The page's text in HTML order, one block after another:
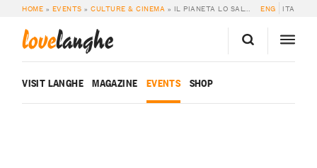
HOME » EVENTS »CULTURE & CINEMA » IL PIANETA LO SALVO IO ENG ITA
lovelanghe
VISIT LANGHE MAGAZINE EVENTS SHOP